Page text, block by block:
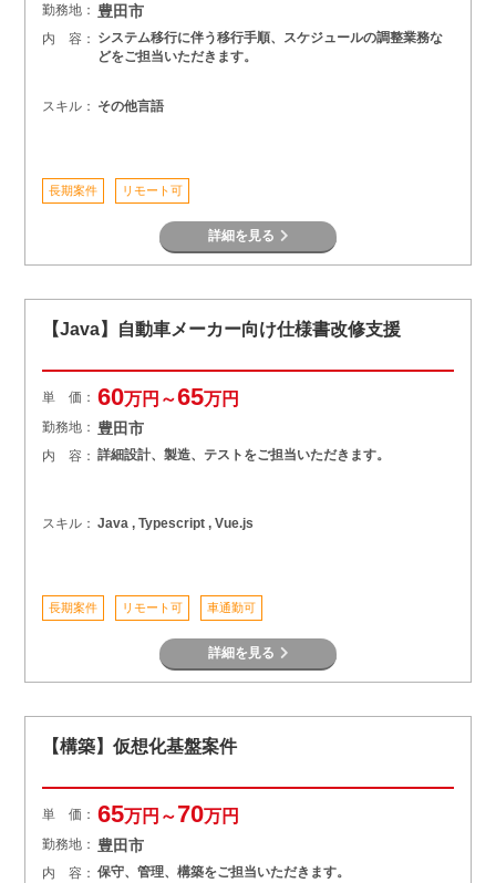
勤務地： 豊田市
内 容： システム移行に伴う移行手順、スケジュールの調整業務な
どをご担当いただきます。
スキル： その他言語
長期案件 リモート可
詳細を見る
【Java】自動車メーカー向け仕様書改修支援
単 価： 60万円～65万円
勤務地： 豊田市
内 容： 詳細設計、製造、テストをご担当いただきます。
スキル： Java , Typescript , Vue.js
長期案件 リモート可 車通勤可
詳細を見る
【構築】仮想化基盤案件
単 価： 65万円～70万円
勤務地： 豊田市
内 容： 保守、管理、構築をご担当いただきます。